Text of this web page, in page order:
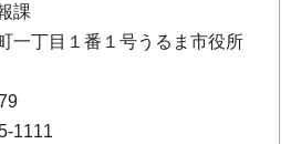
課
一丁目１番１号うるま市役所
1111